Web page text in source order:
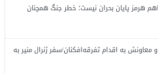
هرمز پایان بحران نیست؛ خطر جنگ همچنان
معاونش به اقدام تفرقه‌افکنان/سفر ژنرال منیر به